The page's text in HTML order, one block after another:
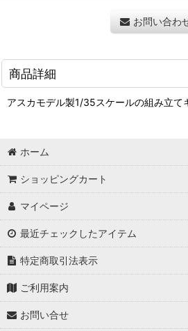
お問い合わ
商品詳細
アスカモデル製1/35スケールの組み立て
ホーム
ショッピングカート
マイページ
最近チェックしたアイテム
特定商取引法表示
ご利用案内
お問い合せ